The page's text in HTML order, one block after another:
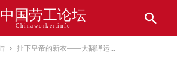
中国劳工论坛
Chinaworker.info
扯下皇帝的新衣——大翻译运...